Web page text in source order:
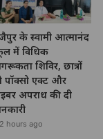
के स्वामी आत्मानंद
में विधिक
शिविर, छात्रों
पॉक्सो एक्ट और
अपराध की दी
2 hours ago